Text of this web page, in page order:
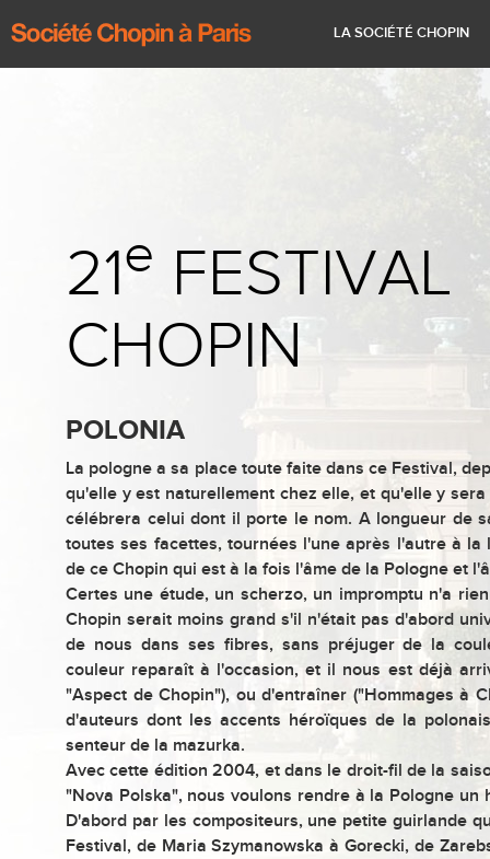
LA SOCIÉTÉ CHOPIN
Calendrier
41ème Festival Chopin à Paris Renseignements pratiques
La vie de Chopin
21e FESTIVAL
CHOPIN
POLONIA
La pologne a sa place toute faite dans ce Festival,
qu'elle y est naturellement chez elle, et qu'elle y
célébrera celui dont il porte le nom. A longueur de
toutes ses facettes, tournées l'une après l'autre à
de ce Chopin qui est à la fois l'âme de la Pologne et
Certes une étude, un scherzo, un impromptu n'a
Chopin serait moins grand s'il n'était pas d'abord
de nous dans ses fibres, sans préjuger de la
couleur reparaît à l'occasion, et il nous est déjà
"Aspect de Chopin"), ou d'entraîner ("Hommages à
d'auteurs dont les accents héroïques de la
senteur de la mazurka.
Avec cette édition 2004, et dans le droit-fil de la
"Nova Polska", nous voulons rendre à la Pologne un
D'abord par les compositeurs, une petite guirlande
Festival, de Maria Szymanowska à Gorecki, de